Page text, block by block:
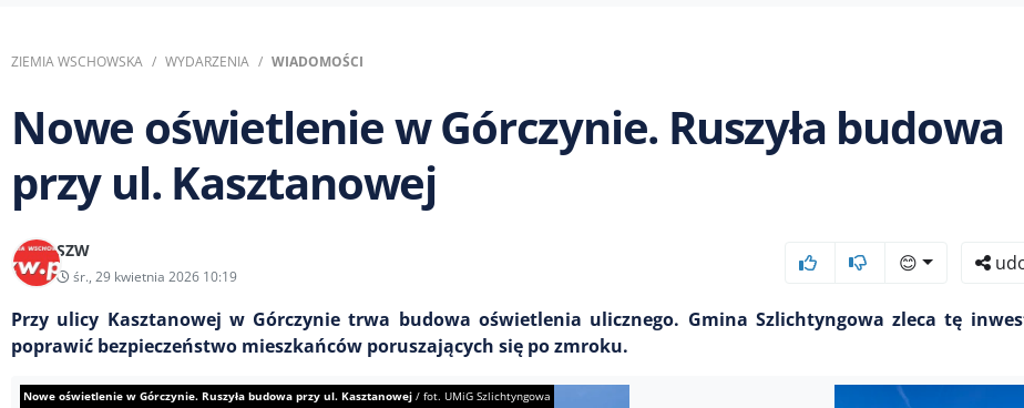
ZIEMIA WSCHOWSKA WYDARZENIA WIADOMOŚCI
Nowe oświetlenie w Górczynie. Ruszyła budowa
przy ul. Kasztanowej
SZW
śr., 29 kwietnia 2026 10:19
😊
Przy ulicy Kasztanowej w Górczynie trwa budowa oświetlenia ulicznego. Gmina Szlichtyngowa zleca tę
poprawić bezpieczeństwo mieszkańców poruszających się po zmroku.
Nowe oświetlenie w Górczynie. Ruszyła budowa przy ul. Kasztanowej / fot. UMiG Szlichtyngowa